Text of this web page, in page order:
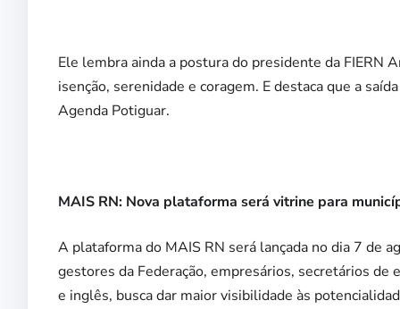
Ele lembra ainda a postura do presidente da FIERN
isenção, serenidade e coragem. E destaca que a
Agenda Potiguar.
MAIS RN: Nova plataforma será vitrine para
A plataforma do MAIS RN será lançada no dia 7 de
gestores da Federação, empresários, secretários
e inglês, busca dar maior visibilidade às